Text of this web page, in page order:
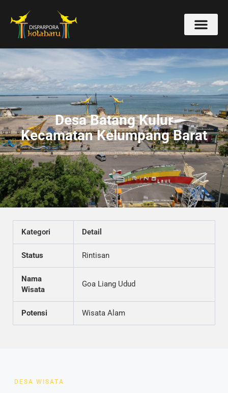
Desa Batang Kulur
Kecamatan Kelumpang Barat
Kategori Detail
Status Rintisan
Nama
Wisata
Goa Liang Udud
Potensi Wisata Alam
DESA WISATA